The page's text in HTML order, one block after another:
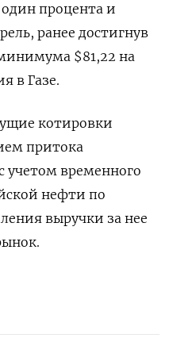
процента и
ранее достигнув
$81,22 на
в Газе.
котировки
притока
учетом временного
нефти по
выручки за нее